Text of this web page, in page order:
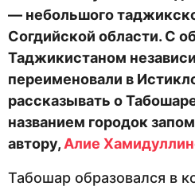
— небольшого
Согдийской области. С
Таджикистаном
переименовали в
рассказывать о
названием городок
автору, Алие
Табошар образовался в